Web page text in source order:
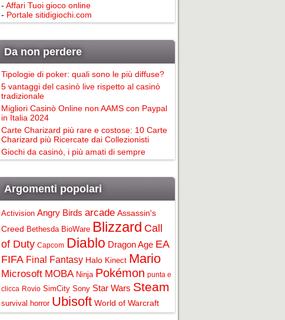
- Affari Tuoi gioco online
- Portale sitidigiochi.com
Da non perdere
Tipologie di poker: quali sono le più diffuse?
5 vantaggi del casinò live rispetto al casinò
tradizionale
Migliori Casinò Online non AAMS con Paypal
in Italia 2024
Carte Charizard più rare e costose: 10 Carte
Charizard più Ricercate dai Collezionisti
Giochi da casinò, i più amati di sempre
Argomenti popolari
Activision Angry Birds arcade Assassin's
Creed Bethesda BioWare Blizzard Call
of Duty Capcom Diablo Dragon Age EA
FIFA Final Fantasy Halo Kinect Mario
Microsoft MOBA Ninja Pokémon punta e
clicca Rovio SimCity Sony Star Wars Steam
survival horror Ubisoft World of Warcraft